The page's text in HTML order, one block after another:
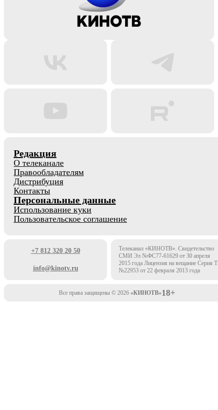
Редакция
О телеканале
Правообладателям
Дистрибуция
Контакты
Персональные данные
Использование куки
Пользовательское соглашение
+7 812 320 20 50
info@kinotv.ru
Телеканал «КИНОТВ». Свидетельство
СМИ Эл №ФС77-61629 от 30 апреля
2015 года Лицензия на вещание Серия
№22953 от 22 февраля 2013 года
Все права защищены © 2026 «КИНОТВ»18+